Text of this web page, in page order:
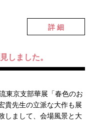
詳 細
しました。
東京支部華展「春色のお
貴先生の立派な大作も展
しまして、会場風景と大